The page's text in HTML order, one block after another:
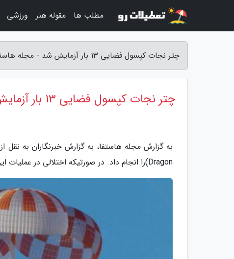
چتر نجات کپسول فضایی 13 بار آزمایش شد - مجله هاستفا
چتر نجات کپسول فضایی 13 بار آزمایش شد
Dragon)را انجام داد. در صورتیکه اختلالی در عملیات این کپسول به وجود بیاید، این سیستم فعال می گردد.
مطلب ها مقوله هنر ورزشی